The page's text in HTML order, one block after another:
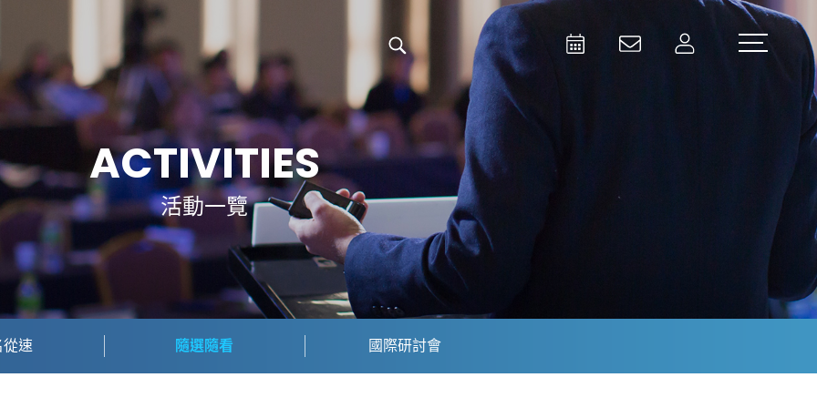
Activities
Contact Us
Member
Aerospace | Defense | Security
Broadcast and Media
ACTIVITIES
活動一覽
速 隨選隨看 國際研討會